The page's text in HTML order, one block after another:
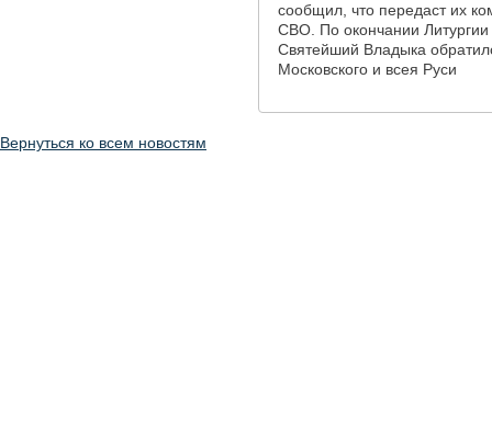
сообщил, что передаст их
СВО. По окончании
Святейший Владыка
Московского и всея Руси
Вернуться ко всем новостям